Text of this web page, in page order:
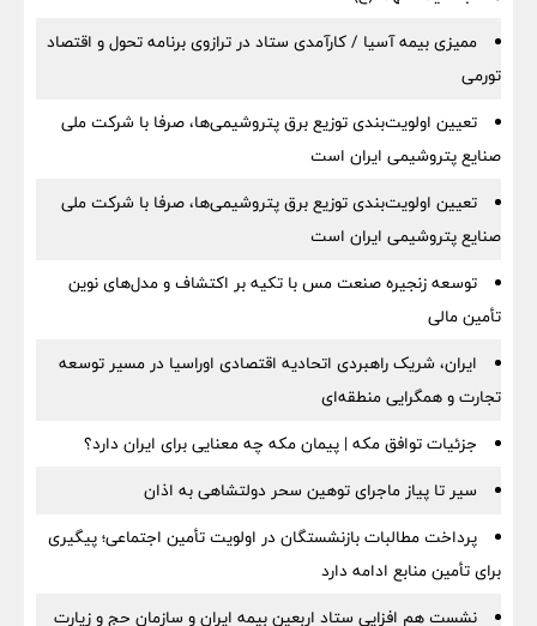
ممیزی بیمه آسیا / کارآمدی ستاد در ترازوی برنامه تحول و اقتصاد
تورمی
تعیین اولویت‌بندی توزیع برق پتروشیمی‌ها، صرفا با شرکت ملی
صنایع پتروشیمی ایران است
تعیین اولویت‌بندی توزیع برق پتروشیمی‌ها، صرفا با شرکت ملی
صنایع پتروشیمی ایران است
توسعه زنجیره صنعت مس با تکیه بر اکتشاف و مدل‌های نوین
تأمین مالی
ایران، شریک راهبردی اتحادیه اقتصادی اوراسیا در مسیر توسعه
تجارت و همگرایی منطقه‌ای
جزئیات توافق مکه | پیمان مکه چه معنایی برای ایران دارد؟
سیر تا پیاز ماجرای توهین سحر دولتشاهی به اذان
پرداخت مطالبات بازنشستگان در اولویت تأمین اجتماعی؛ پیگیری
برای تأمین منابع ادامه دارد
نشست هم افزایی ستاد اربعین بیمه ایران و سازمان حج و زیارت